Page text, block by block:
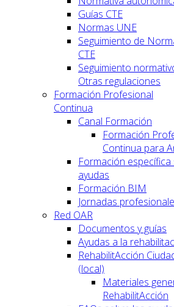
Guías CTE
Normas UNE
Seguimiento de
CTE
Seguimiento
Otras regulaciones
Formación Profesional
Continua
Canal Formación
Formación
Continua para
Formación
ayudas
Formación BIM
Jornadas
Red OAR
Documentos y guías
Ayudas a la
RehabilitAcción
(local)
Materiales
RehabilitAcción